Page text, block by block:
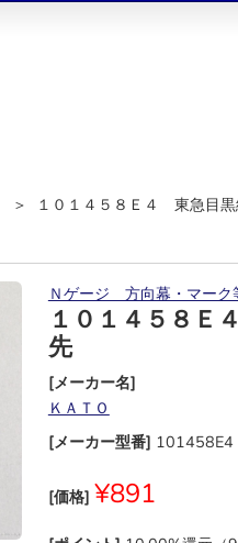
＞ １０１４５８Ｅ４ 東急目黒
Ｎゲージ 方向幕・マーク
１０１４５８Ｅ
先
[メーカー名]
ＫＡＴＯ
[メーカー型番] 101458E4
[価格] ¥891